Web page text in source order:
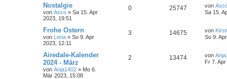
Nostalgie
von Asco » Sa 15. Apr
2023, 19:51
0 25747 von
Sa 15.
Frohe Ostern
von Lena » So 9. Apr
2023, 12:11
3 14675 von
So 9.
Airedale-Kalender
2024 - März
von Anja1402 » Mo 6.
Mär 2023, 15:08
2 13474 von
Fr 7.